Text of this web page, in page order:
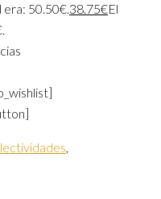
era: 50.50€.38.75€El
,